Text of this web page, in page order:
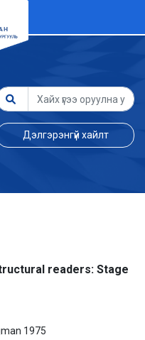
Дэлгэрэнгүй хайлт
readers: Stage
1975